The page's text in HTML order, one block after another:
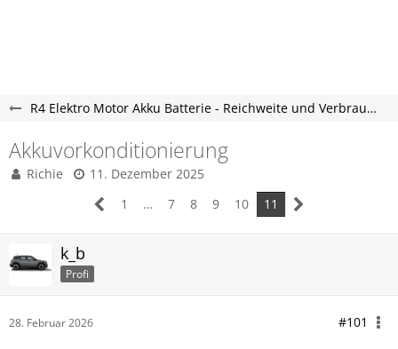
R4 Elektro Motor Akku Batterie - Reichweite und Verbrauch - R4 Etech Forum
Akkuvorkonditionierung
Richie
11. Dezember 2025
1
… 7 8 9 10 11
k_b
Profi
28. Februar 2026 #101